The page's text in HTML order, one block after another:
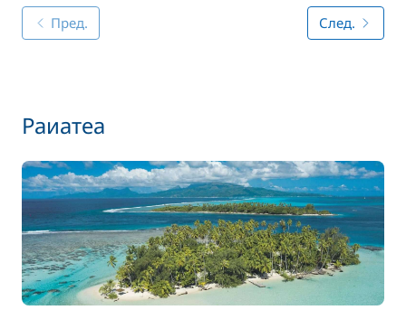
Пред. След.
Раиатеа